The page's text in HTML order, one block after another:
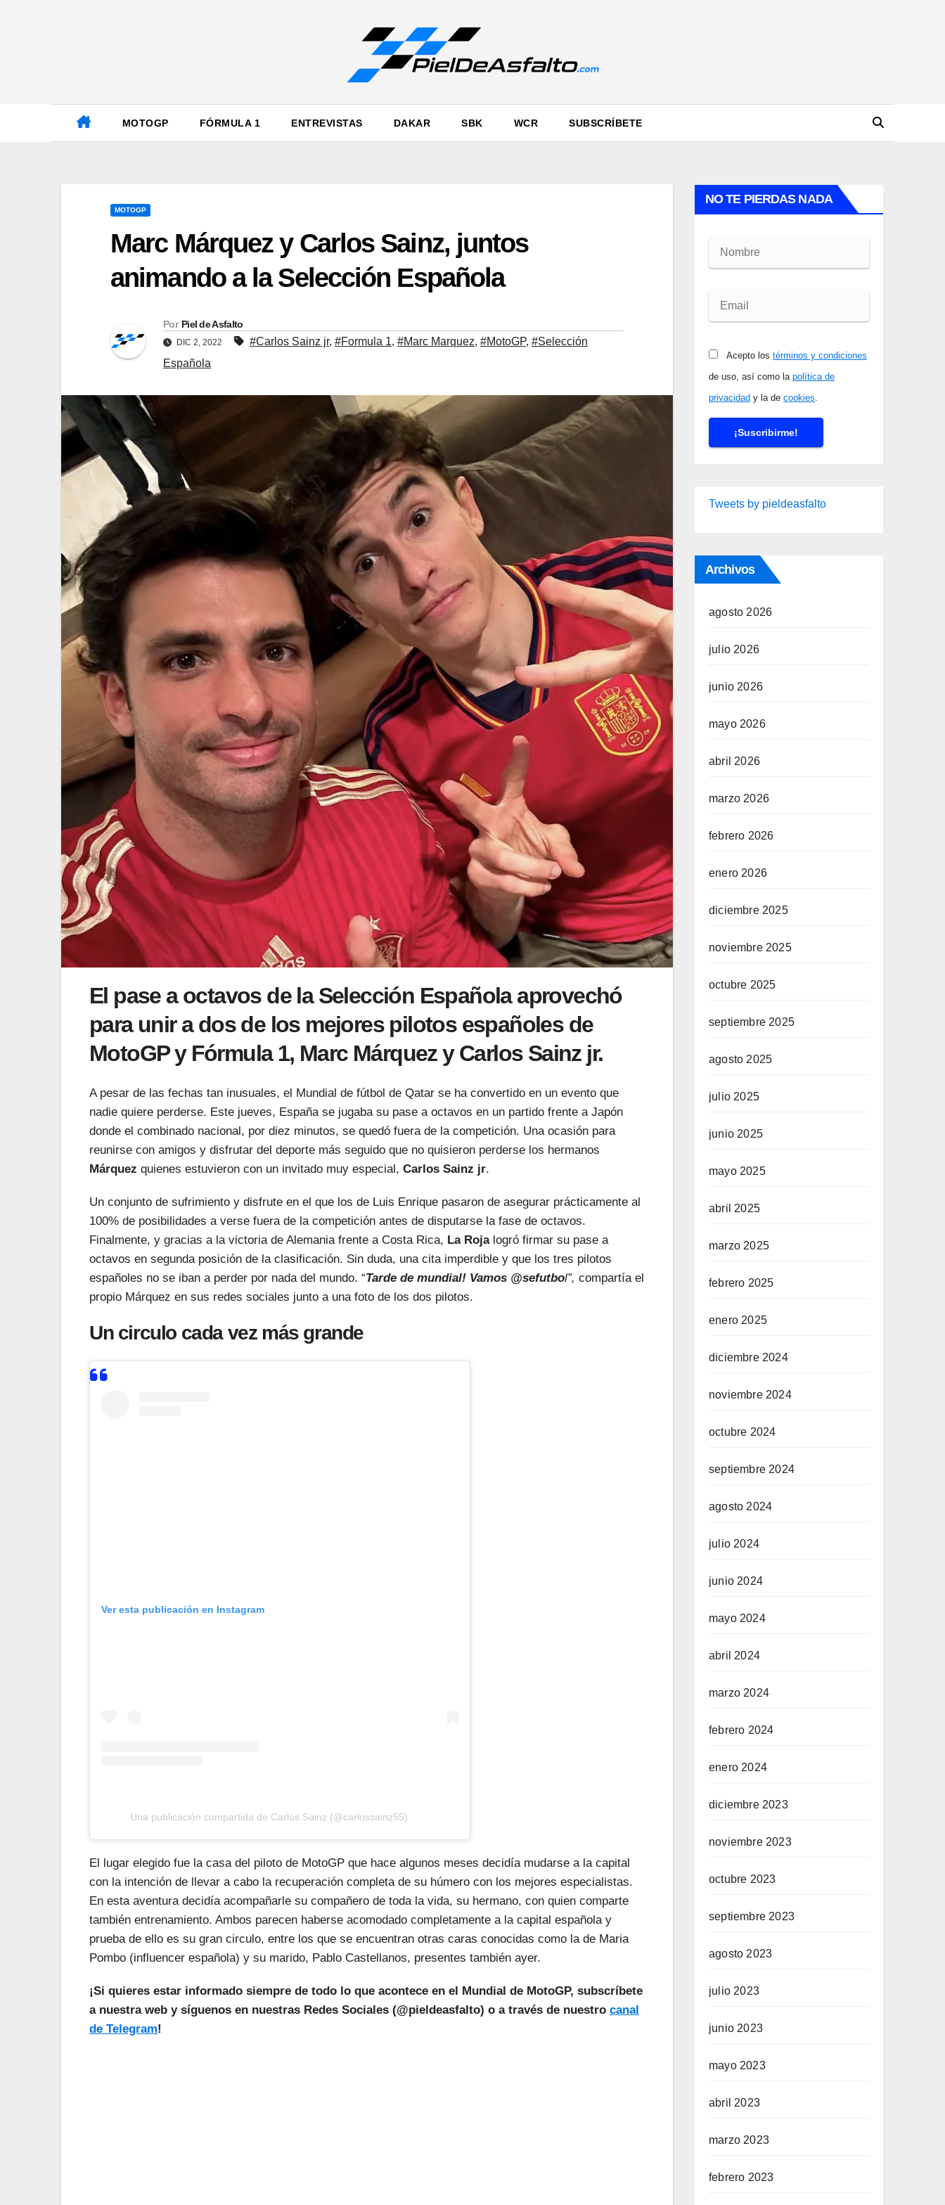
MOTOGP FÓRMULA 1 ENTREVISTAS DAKAR SBK WCR SUBSCRÍBETE
MOTOGP
Marc Márquez y Carlos Sainz, juntos
animando a la Selección Española
Por Piel de Asfalto
DIC 2, 2022 #Carlos Sainz jr, #Formula 1, #Marc Marquez, #MotoGP, #Selección
Española
El pase a octavos de la Selección Española aprovechó
para unir a dos de los mejores pilotos españoles de
MotoGP y Fórmula 1, Marc Márquez y Carlos Sainz jr.
A pesar de las fechas tan inusuales, el Mundial de fútbol de Qatar se ha convertido en un evento que
nadie quiere perderse. Este jueves, España se jugaba su pase a octavos en un partido frente a Japón
donde el combinado nacional, por diez minutos, se quedó fuera de la competición. Una ocasión para
reunirse con amigos y disfrutar del deporte más seguido que no quisieron perderse los hermanos
Márquez quienes estuvieron con un invitado muy especial, Carlos Sainz jr.
Un conjunto de sufrimiento y disfrute en el que los de Luis Enrique pasaron de asegurar prácticamente al
100% de posibilidades a verse fuera de la competición antes de disputarse la fase de octavos.
Finalmente, y gracias a la victoria de Alemania frente a Costa Rica, La Rojalogró firmar su pase a
octavos en segunda posición de la clasificación. Sin duda, una cita imperdible y que los tres pilotos
españoles no se iban a perder por nada del mundo. “Tarde de mundial! Vamos @sefutbol”, compartía el
propio Márquez en sus redes sociales junto a una foto de los dos pilotos.
Un circulo cada vez más grande
Ver esta publicación en Instagram
Una publicación compartida de Carlos Sainz (@carlossainz55)
El lugar elegido fue la casa del piloto de MotoGP que hace algunos meses decidía mudarse a la capital
con la intención de llevar a cabo la recuperación completa de su húmero con los mejores especialistas.
En esta aventura decidía acompañarle su compañero de toda la vida, su hermano, con quien comparte
también entrenamiento. Ambos parecen haberse acomodado completamente a la capital española y
prueba de ello es su gran circulo, entre los que se encuentran otras caras conocidas como la de Maria
Pombo (influencer española) y su marido, Pablo Castellanos, presentes también ayer.
¡Si quieres estar informado siempre de todo lo que acontece en el Mundial de MotoGP, subscríbete
a nuestra web y síguenos en nuestras Redes Sociales (@pieldeasfalto) o a través de nuestro canal
de Telegram!
NO TE PIERDAS NADA
Acepto los términos y condiciones
de uso, así como la política de
privacidad y la de cookies
Tweets by pieldeasfalto
Archivos
agosto 2026
julio 2026
junio 2026
mayo 2026
abril 2026
marzo 2026
febrero 2026
enero 2026
diciembre 2025
noviembre 2025
octubre 2025
septiembre 2025
agosto 2025
julio 2025
junio 2025
mayo 2025
abril 2025
marzo 2025
febrero 2025
enero 2025
diciembre 2024
noviembre 2024
octubre 2024
septiembre 2024
agosto 2024
julio 2024
junio 2024
mayo 2024
abril 2024
marzo 2024
febrero 2024
enero 2024
diciembre 2023
noviembre 2023
octubre 2023
septiembre 2023
agosto 2023
julio 2023
junio 2023
mayo 2023
abril 2023
marzo 2023
febrero 2023